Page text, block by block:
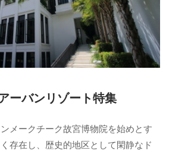
ーバンリゾート特集
メークチーク故宮博物院を始めとす
存在し、歴史的地区として閑静なド